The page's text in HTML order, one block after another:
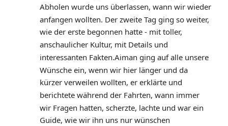
Abholen wurde uns überlassen, wann wir wieder
anfangen wollten. Der zweite Tag ging so weiter,
wie der erste begonnen hatte - mit toller,
anschaulicher Kultur, mit Details und
interessanten Fakten.Aiman ging auf alle unsere
Wünsche ein, wenn wir hier länger und da
kürzer verweilen wollten, er erklärte und
berichtete während der Fahrten, wann immer
wir Fragen hatten, scherzte, lachte und war ein
Guide, wie wir ihn uns nur wünschen